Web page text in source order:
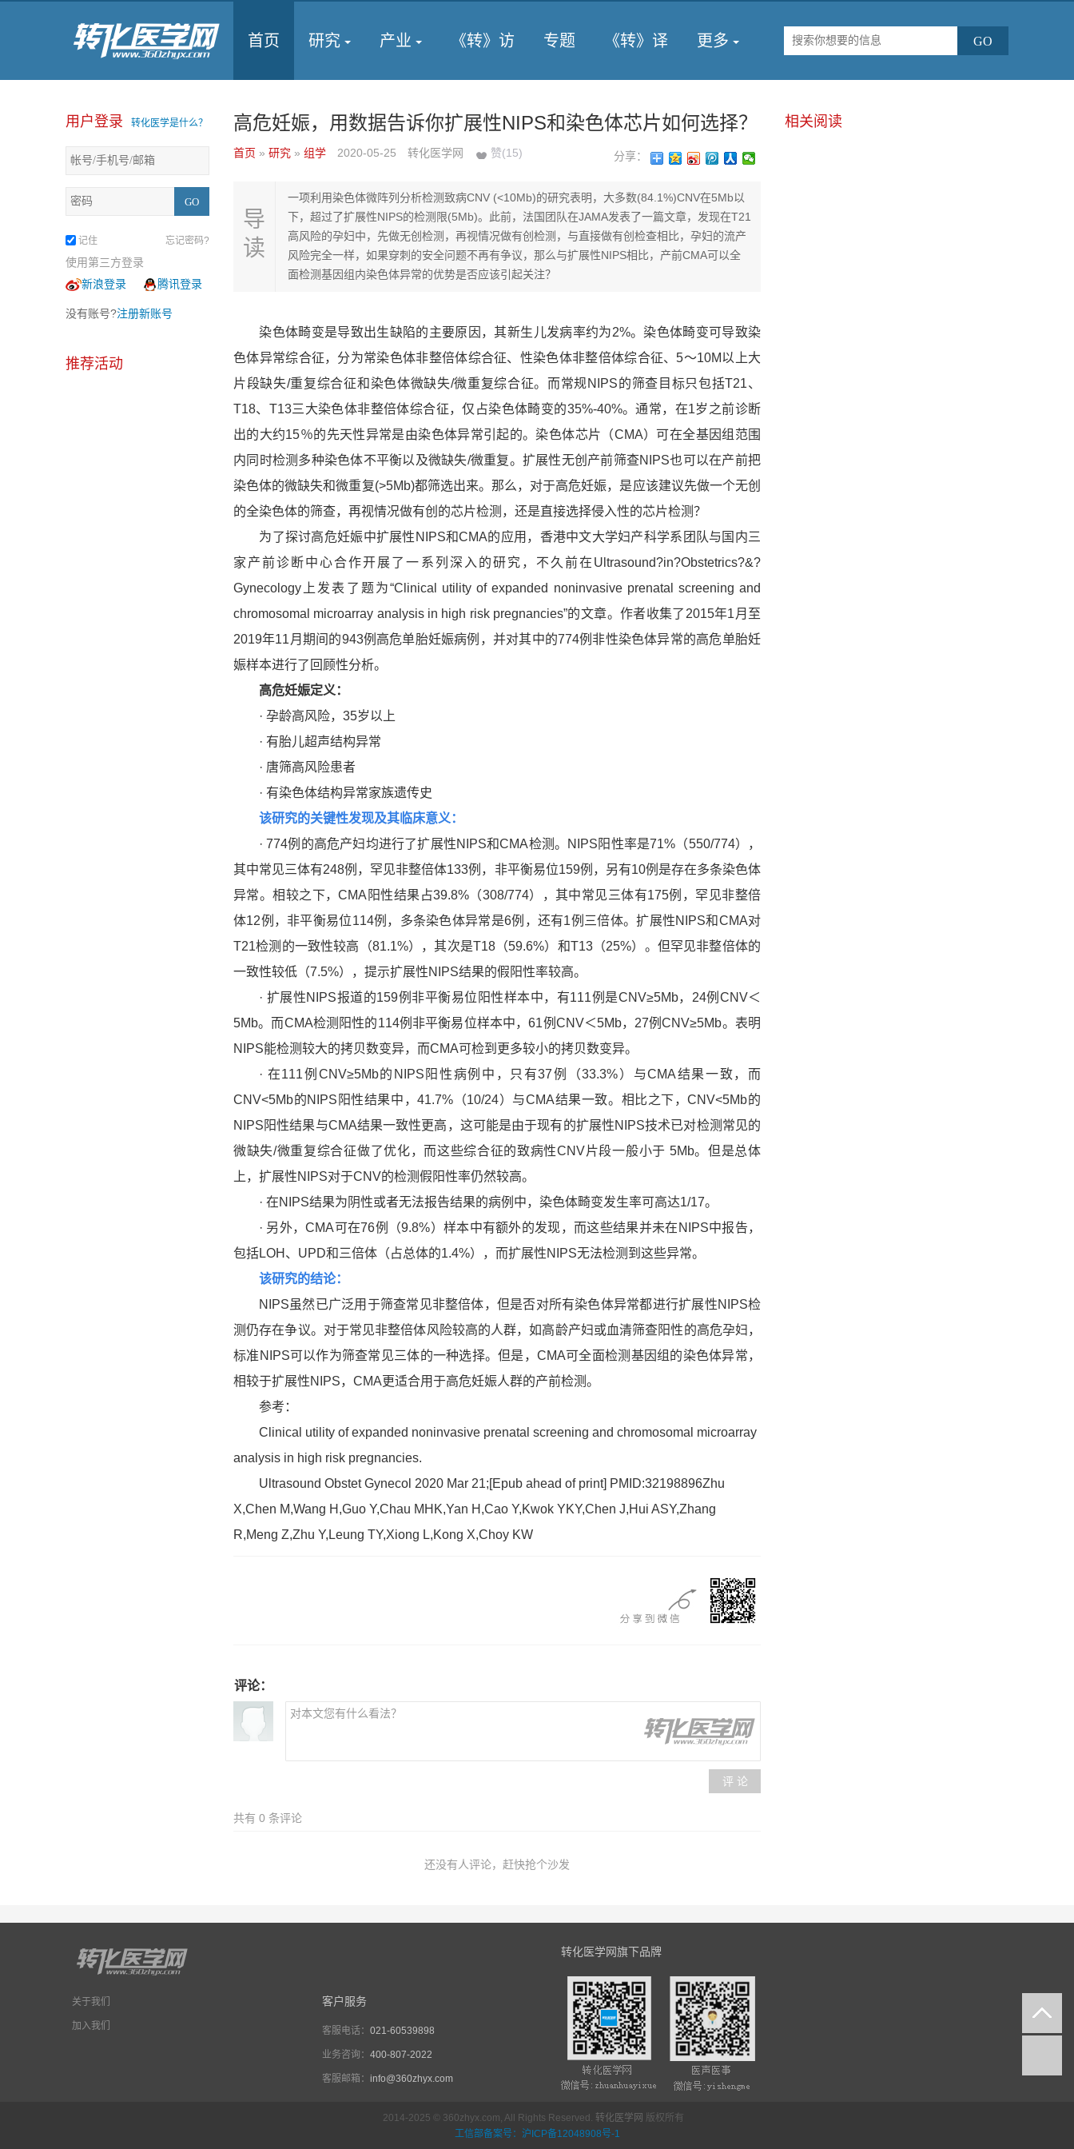
首页 研究 产业 《转》访 专题 《转》译 更多
用户登录 转化医学是什么？
记住 忘记密码?
使用第三方登录
新浪登录
腾讯登录
没有账号?注册新账号
推荐活动
高危妊娠，用数据告诉你扩展性NIPS和染色体芯片如何选择？
首页 » 研究 » 组学 2020-05-25 转化医学网 赞(15) 分享：
导
读
一项利用染色体微阵列分析检测致病CNV (<10Mb)的研究表明，大多数(84.1%)CNV在5Mb以
下，超过了扩展性NIPS的检测限(5Mb)。此前，法国团队在JAMA发表了一篇文章，发现在T21
高风险的孕妇中，先做无创检测，再视情况做有创检测，与直接做有创检查相比，孕妇的流产
风险完全一样，如果穿刺的安全问题不再有争议，那么与扩展性NIPS相比，产前CMA可以全
面检测基因组内染色体异常的优势是否应该引起关注？
染色体畸变是导致出生缺陷的主要原因，其新生儿发病率约为2%。染色体畸变可导致染
色体异常综合征，分为常染色体非整倍体综合征、性染色体非整倍体综合征、5～10M以上大
片段缺失/重复综合征和染色体微缺失/微重复综合征。而常规NIPS的筛查目标只包括T21、
T18、T13三大染色体非整倍体综合征，仅占染色体畸变的35%-40%。通常，在1岁之前诊断
出的大约15％的先天性异常是由染色体异常引起的。染色体芯片（CMA）可在全基因组范围
内同时检测多种染色体不平衡以及微缺失/微重复。扩展性无创产前筛查NIPS也可以在产前把
染色体的微缺失和微重复(>5Mb)都筛选出来。那么，对于高危妊娠，是应该建议先做一个无创
的全染色体的筛查，再视情况做有创的芯片检测，还是直接选择侵入性的芯片检测？
为了探讨高危妊娠中扩展性NIPS和CMA的应用，香港中文大学妇产科学系团队与国内三
家产前诊断中心合作开展了一系列深入的研究，不久前在Ultrasound?in?Obstetrics?&?
Gynecology上发表了题为“Clinical utility of expanded noninvasive prenatal screening and
chromosomal microarray analysis in high risk pregnancies”的文章。作者收集了2015年1月至
2019年11月期间的943例高危单胎妊娠病例，并对其中的774例非性染色体异常的高危单胎妊
娠样本进行了回顾性分析。
高危妊娠定义：
· 孕龄高风险，35岁以上
· 有胎儿超声结构异常
· 唐筛高风险患者
· 有染色体结构异常家族遗传史
该研究的关键性发现及其临床意义：
· 774例的高危产妇均进行了扩展性NIPS和CMA检测。NIPS阳性率是71%（550/774），
其中常见三体有248例，罕见非整倍体133例，非平衡易位159例，另有10例是存在多条染色体
异常。相较之下，CMA阳性结果占39.8%（308/774），其中常见三体有175例，罕见非整倍
体12例，非平衡易位114例，多条染色体异常是6例，还有1例三倍体。扩展性NIPS和CMA对
T21检测的一致性较高（81.1%），其次是T18（59.6%）和T13（25%）。但罕见非整倍体的
一致性较低（7.5%），提示扩展性NIPS结果的假阳性率较高。
· 扩展性NIPS报道的159例非平衡易位阳性样本中，有111例是CNV≥5Mb，24例CNV＜
5Mb。而CMA检测阳性的114例非平衡易位样本中，61例CNV＜5Mb，27例CNV≥5Mb。表明
NIPS能检测较大的拷贝数变异，而CMA可检到更多较小的拷贝数变异。
· 在111例CNV≥5Mb的NIPS阳性病例中，只有37例（33.3%）与CMA结果一致，而
CNV<5Mb的NIPS阳性结果中，41.7%（10/24）与CMA结果一致。相比之下，CNV<5Mb的
NIPS阳性结果与CMA结果一致性更高，这可能是由于现有的扩展性NIPS技术已对检测常见的
微缺失/微重复综合征做了优化，而这些综合征的致病性CNV片段一般小于 5Mb。但是总体
上，扩展性NIPS对于CNV的检测假阳性率仍然较高。
· 在NIPS结果为阴性或者无法报告结果的病例中，染色体畸变发生率可高达1/17。
· 另外，CMA可在76例（9.8%）样本中有额外的发现，而这些结果并未在NIPS中报告，
包括LOH、UPD和三倍体（占总体的1.4%），而扩展性NIPS无法检测到这些异常。
该研究的结论：
NIPS虽然已广泛用于筛查常见非整倍体，但是否对所有染色体异常都进行扩展性NIPS检
测仍存在争议。对于常见非整倍体风险较高的人群，如高龄产妇或血清筛查阳性的高危孕妇，
标准NIPS可以作为筛查常见三体的一种选择。但是，CMA可全面检测基因组的染色体异常，
相较于扩展性NIPS，CMA更适合用于高危妊娠人群的产前检测。
参考：
Clinical utility of expanded noninvasive prenatal screening and chromosomal microarray
analysis in high risk pregnancies.
Ultrasound Obstet Gynecol 2020 Mar 21;[Epub ahead of print] PMID:32198896Zhu
X,Chen M,Wang H,Guo Y,Chau MHK,Yan H,Cao Y,Kwok YKY,Chen J,Hui ASY,Zhang
R,Meng Z,Zhu Y,Leung TY,Xiong L,Kong X,Choy KW
评论：
评 论
共有 0 条评论
还没有人评论，赶快抢个沙发
相关阅读
关于我们
加入我们
客户服务
客服电话： 021-60539898
业务咨询： 400-807-2022
客服邮箱： info@360zhyx.com
转化医学网旗下品牌
2014-2025 © 360zhyx.com, All Rights Reserved. 转化医学网 版权所有
工信部备案号：沪ICP备12048908号-1